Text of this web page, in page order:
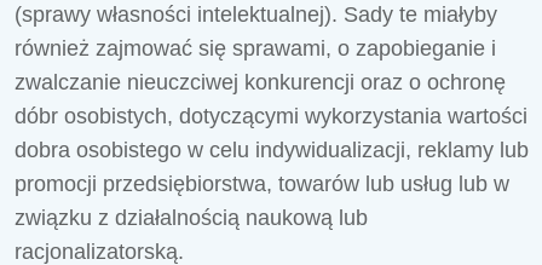
(sprawy własności intelektualnej). Sady te miałyby
również zajmować się sprawami, o zapobieganie i
zwalczanie nieuczciwej konkurencji oraz o ochronę
dóbr osobistych, dotyczącymi wykorzystania wartości
dobra osobistego w celu indywidualizacji, reklamy lub
promocji przedsiębiorstwa, towarów lub usług lub w
związku z działalnością naukową lub
racjonalizatorską.